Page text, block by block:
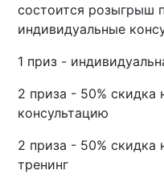
состоится розыгрыш
индивидуальные
1 приз -
2 приза - 50% скидка
консультацию
2 приза - 50%
тренинг